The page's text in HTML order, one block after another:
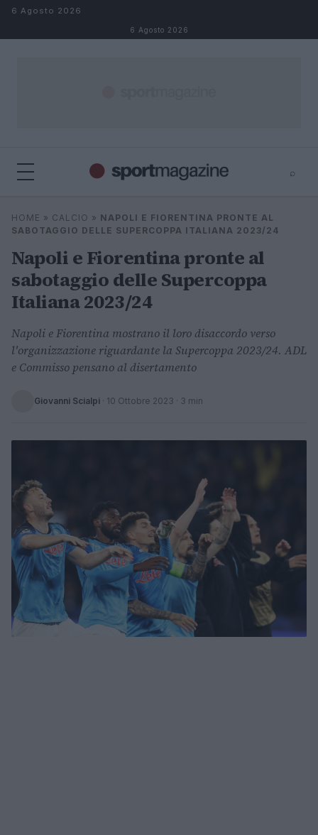
Salta al contenuto
6 Agosto 2026
6 Agosto 2026
⌕
Cerca
HOME » CALCIO » NAPOLI E FIORENTINA PRONTE AL
SABOTAGGIO DELLE SUPERCOPPA ITALIANA 2023/24
Napoli e Fiorentina pronte al
sabotaggio delle Supercoppa
Italiana 2023/24
Napoli e Fiorentina mostrano il loro disaccordo verso
l'organizzazione riguardante la Supercoppa 2023/24. ADL
e Commisso pensano al disertamento
Giovanni Scialpi · 10 Ottobre 2023 · 3 min